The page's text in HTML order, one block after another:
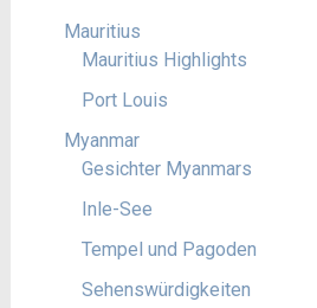
Mauritius
Mauritius Highlights
Port Louis
Myanmar
Gesichter Myanmars
Inle-See
Tempel und Pagoden
Sehenswürdigkeiten